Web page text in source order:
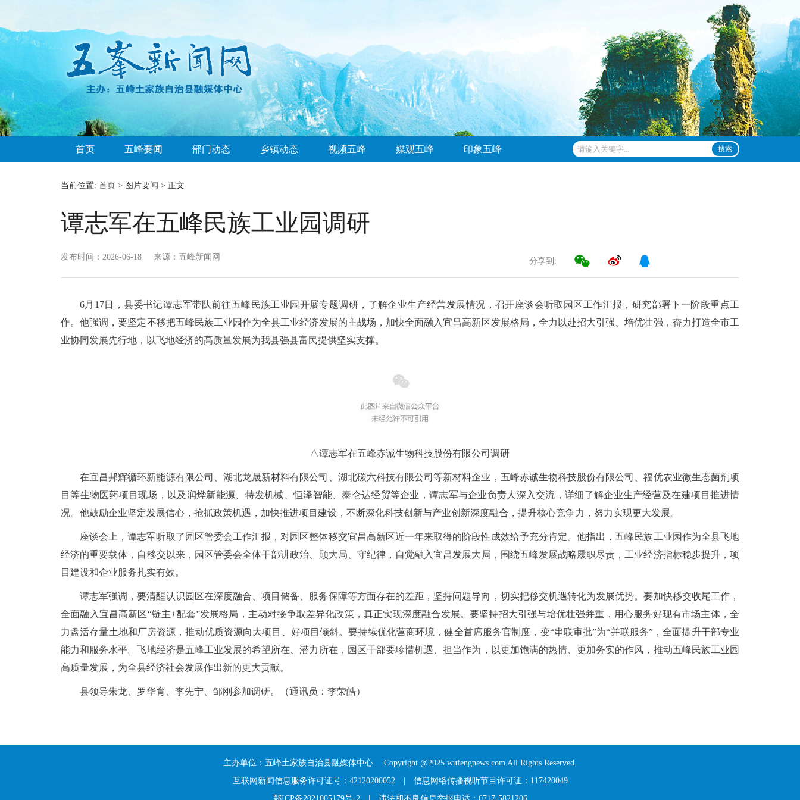
首页 五峰要闻 部门动态 乡镇动态 视频五峰 媒观五峰 印象五峰 搜索
当前位置: 首页 > 图片要闻 > 正文
谭志军在五峰民族工业园调研
发布时间：2026-06-18 来源：五峰新闻网 分享到:
6月17日，县委书记谭志军带队前往五峰民族工业园开展专题调研，了解企业生产经营发展情况，召开座谈会听取园区工作汇报，研究部署下一阶段重点工
作。他强调，要坚定不移把五峰民族工业园作为全县工业经济发展的主战场，加快全面融入宜昌高新区发展格局，全力以赴招大引强、培优壮强，奋力打造全市工
业协同发展先行地，以飞地经济的高质量发展为我县强县富民提供坚实支撑。
△谭志军在五峰赤诚生物科技股份有限公司调研
在宜昌邦辉循环新能源有限公司、湖北龙晟新材料有限公司、湖北碳六科技有限公司等新材料企业，五峰赤诚生物科技股份有限公司、福优农业微生态菌剂项
目等生物医药项目现场，以及润烨新能源、特发机械、恒泽智能、泰仑达经贸等企业，谭志军与企业负责人深入交流，详细了解企业生产经营及在建项目推进情
况。他鼓励企业坚定发展信心，抢抓政策机遇，加快推进项目建设，不断深化科技创新与产业创新深度融合，提升核心竞争力，努力实现更大发展。
座谈会上，谭志军听取了园区管委会工作汇报，对园区整体移交宜昌高新区近一年来取得的阶段性成效给予充分肯定。他指出，五峰民族工业园作为全县飞地
经济的重要载体，自移交以来，园区管委会全体干部讲政治、顾大局、守纪律，自觉融入宜昌发展大局，围绕五峰发展战略履职尽责，工业经济指标稳步提升，项
目建设和企业服务扎实有效。
谭志军强调，要清醒认识园区在深度融合、项目储备、服务保障等方面存在的差距，坚持问题导向，切实把移交机遇转化为发展优势。要加快移交收尾工作，
全面融入宜昌高新区“链主+配套”发展格局，主动对接争取差异化政策，真正实现深度融合发展。要坚持招大引强与培优壮强并重，用心服务好现有市场主体，全
力盘活存量土地和厂房资源，推动优质资源向大项目、好项目倾斜。要持续优化营商环境，健全首席服务官制度，变“串联审批”为“并联服务”，全面提升干部专业
能力和服务水平。飞地经济是五峰工业发展的希望所在、潜力所在，园区干部要珍惜机遇、担当作为，以更加饱满的热情、更加务实的作风，推动五峰民族工业园
高质量发展，为全县经济社会发展作出新的更大贡献。
县领导朱龙、罗华育、李先宁、邹刚参加调研。（通讯员：李荣皓）
主办单位：五峰土家族自治县融媒体中心 Copyright @2025 wufengnews.com All Rights Reserved.
互联网新闻信息服务许可证号：42120200052| 信息网络传播视听节目许可证：117420049